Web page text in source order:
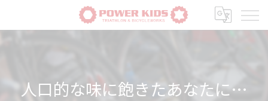
人口的な味に飽きたあなたに…